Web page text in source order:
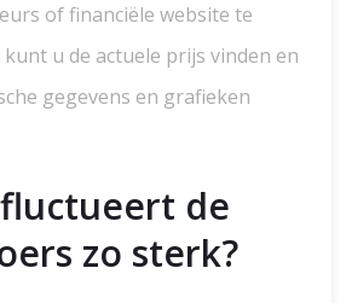
of financiële website te
u de actuele prijs vinden en
gegevens en grafieken
de
zo sterk?